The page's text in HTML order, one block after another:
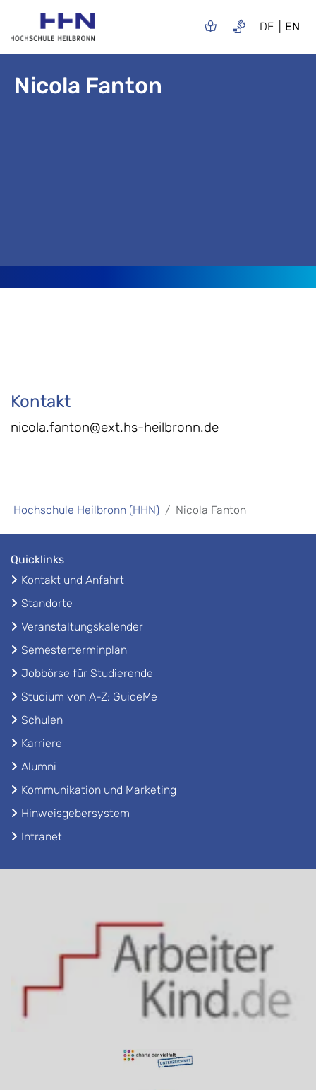
DE EN
Nicola Fanton
Kontakt
nicola.fanton@ext.hs-heilbronn.de
Hochschule Heilbronn (HHN) Nicola Fanton
Quicklinks
Kontakt und Anfahrt
Standorte
Veranstaltungskalender
Semesterterminplan
Jobbörse für Studierende
Studium von A-Z: GuideMe
Schulen
Karriere
Alumni
Kommunikation und Marketing
Hinweisgebersystem
Intranet